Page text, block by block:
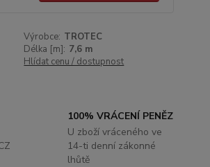
Výrobce: TROTEC
Délka [m]: 7,6 m
Hlídat cenu / dostupnost
100% VRÁCENÍ PENĚZ
U zboží vráceného ve
14-ti denní zákonné
lhůtě